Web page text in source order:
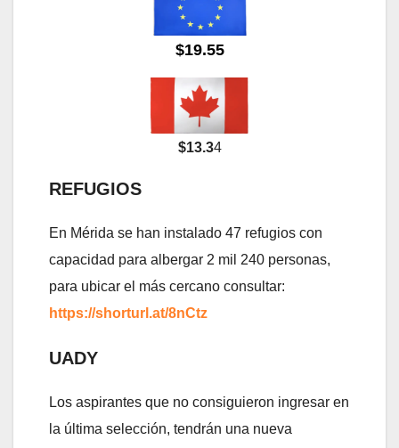
$19.55
$13.34
REFUGIOS
En Mérida se han instalado 47 refugios con
capacidad para albergar 2 mil 240 personas,
para ubicar el más cercano consultar:
https://shorturl.at/8nCtz
UADY
Los aspirantes que no consiguieron ingresar en
la última selección, tendrán una nueva